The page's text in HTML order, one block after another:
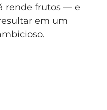
rende frutos — e
em um